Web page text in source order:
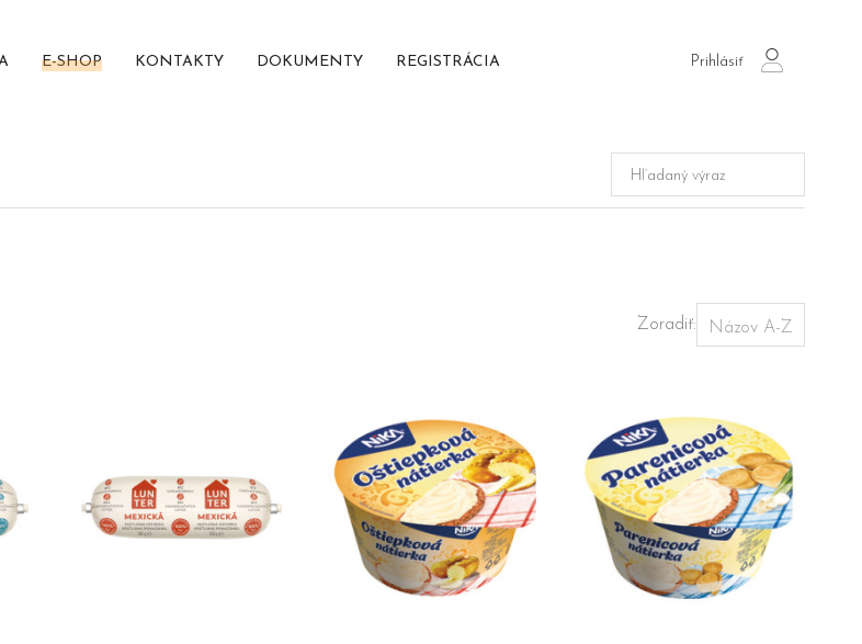
E-SHOP KONTAKTY DOKUMENTY REGISTRÁCIA Prihlásiť
login
Zoradiť: